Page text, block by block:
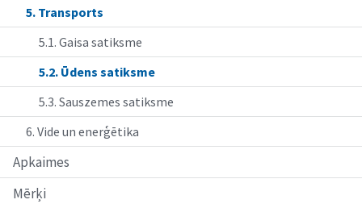
5. Transports
5.1. Gaisa satiksme
5.2. Ūdens satiksme
5.3. Sauszemes satiksme
6. Vide un enerģētika
Apkaimes
Mērķi